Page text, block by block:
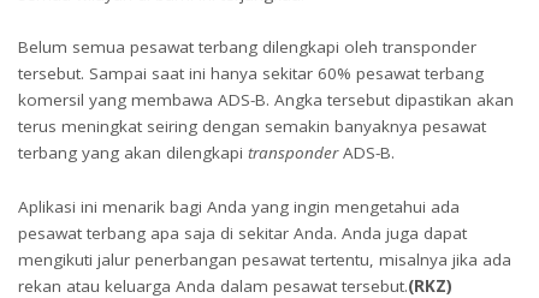
Belum semua pesawat terbang dilengkapi oleh transponder
tersebut. Sampai saat ini hanya sekitar 60% pesawat terbang
komersil yang membawa ADS-B. Angka tersebut dipastikan akan
terus meningkat seiring dengan semakin banyaknya pesawat
terbang yang akan dilengkapi transponderADS-B.
Aplikasi ini menarik bagi Anda yang ingin mengetahui ada
pesawat terbang apa saja di sekitar Anda. Anda juga dapat
mengikuti jalur penerbangan pesawat tertentu, misalnya jika ada
rekan atau keluarga Anda dalam pesawat tersebut.(RKZ)